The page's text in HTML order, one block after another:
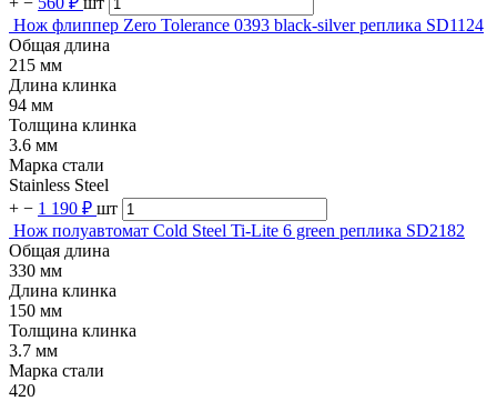
Нож флиппер Zero Tolerance 0393 black-silver реплика SD1124
Общая длина
215 мм
Длина клинка
94 мм
Толщина клинка
3.6 мм
Марка стали
Stainless Steel
+ − 1 190 ₽ шт
Нож полуавтомат Cold Steel Ti-Lite 6 green реплика SD2182
Общая длина
330 мм
Длина клинка
150 мм
Толщина клинка
3.7 мм
Марка стали
420